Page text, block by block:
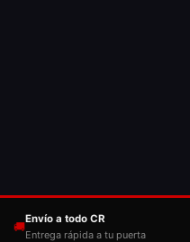
🚚
Envío a todo CR
Entrega rápida a tu puerta